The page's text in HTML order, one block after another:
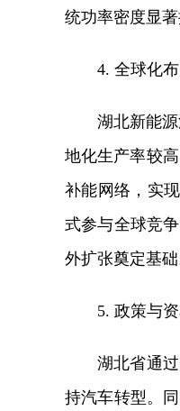
统功率密度显
4. 全球化
湖北新能
地化生产率较
补能网络，实
式参与全球竞
外扩张奠定基础
5. 政策与
湖北省通
持汽车转型。